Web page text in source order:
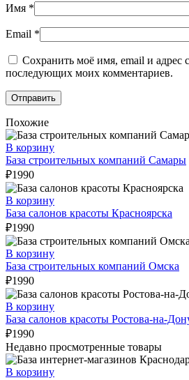
Имя *
Email *
Сохранить моё имя, email и адрес
последующих моих комментариев.
Похожие
В корзину
База строительных компаний Самары
₽1990
В корзину
База салонов красоты Красноярска
₽1990
В корзину
База строительных компаний Омска
₽1990
В корзину
База салонов красоты Ростова-на-
₽1990
Недавно просмотренные товары
В корзину